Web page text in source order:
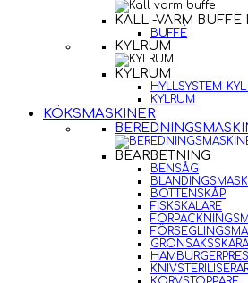
KALL -VARM BUFFE
BUFFÉ
KYLRUM
KYLRUM
HYLLSYSTEM-
KYLRUM
KÖKSMASKINER
BEARBETNING
BENSÅG
BOTTENSKÅP
FISKSKALARE